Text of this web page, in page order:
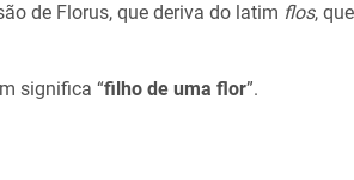
de Florus, que deriva do latim flos,
significa “filho de uma flor”.